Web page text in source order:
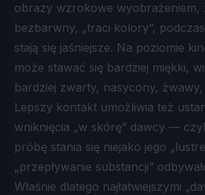
obrazy wzrokowe wyobrażeniem,
bezbarwny, „traci kolory”,
stają się jaśniejsze. Na poziomie
może stawać się bardziej miękki,
bardziej zwarty, nasycony,
Lepszy kontakt umożliwia też
wniknięcia „w skórę” dawcy —
próbę stania się niejako jego
„przepływanie substancji”
Właśnie dlatego najłatwiejszymi